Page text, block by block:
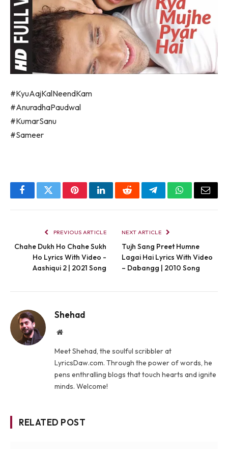
#KyuAajKalNeendKam
#AnuradhaPaudwal
#KumarSanu
#Sameer
FacebookTwitterPinterestLinkedInRedditTelegramWhatsApp
Email
PREVIOUS ARTICLE
Chahe Dukh Ho Chahe Sukh
Ho Lyrics With Video -
Aashiqui 2 | 2021 Song
NEXT ARTICLE
Tujh Sang Preet Humne
Lagai Hai Lyrics With Video
– Dabangg | 2010 Song
Shehad
Website
Meet Shehad, the soulful scribbler at
LyricsDaw.com. Through the power of words, he
pens enthralling blogs that touch hearts and ignite
minds. Welcome!
RELATED POST